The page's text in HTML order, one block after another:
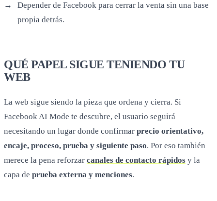
Depender de Facebook para cerrar la venta sin una base
propia detrás.
QUÉ PAPEL SIGUE TENIENDO TU
WEB
La web sigue siendo la pieza que ordena y cierra. Si
Facebook AI Mode te descubre, el usuario seguirá
necesitando un lugar donde confirmar precio orientativo,
encaje, proceso, prueba y siguiente paso. Por eso también
merece la pena reforzar canales de contacto rápidos y la
capa de prueba externa y menciones.